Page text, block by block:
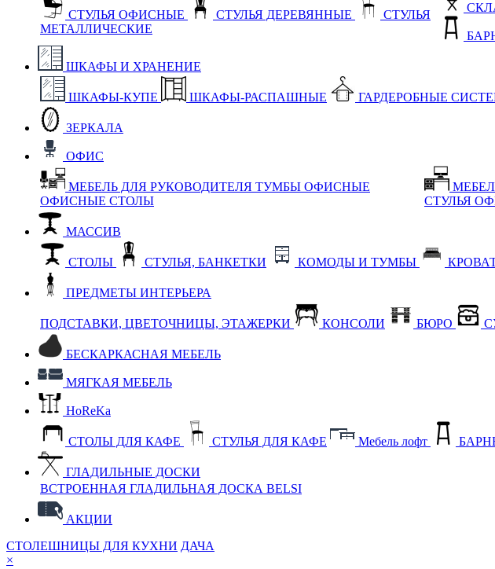
СТУЛЬЯ ОФИСНЫЕ СТУЛЬЯ ДЕРЕВЯННЫЕ
СТУЛЬЯ
МЕТАЛЛИЧЕСКИЕ
ШКАФЫ И ХРАНЕНИЕ
ШКАФЫ-КУПЕ ШКАФЫ-РАСПАШНЫЕ ГАРДЕРОБНЫЕ
ЗЕРКАЛА
ОФИС
МЕБЕЛЬ ДЛЯ РУКОВОДИТЕЛЯ ТУМБЫ ОФИСНЫЕ
ОФИСНЫЕ СТОЛЫ
СТУЛЬЯ
МАССИВ
СТОЛЫ СТУЛЬЯ, БАНКЕТКИ КОМОДЫ И ТУМБЫ
ПРЕДМЕТЫ ИНТЕРЬЕРА
ПОДСТАВКИ, ЦВЕТОЧНИЦЫ, ЭТАЖЕРКИ КОНСОЛИ БЮРО
БЕСКАРКАСНАЯ МЕБЕЛЬ
МЯГКАЯ МЕБЕЛЬ
HoReKa
СТОЛЫ ДЛЯ КАФЕ СТУЛЬЯ ДЛЯ КАФЕ Мебель лофт
ГЛАДИЛЬНЫЕ ДОСКИ
ВСТРОЕННАЯ ГЛАДИЛЬНАЯ ДОСКА BELSI
АКЦИИ
СТОЛЕШНИЦЫ ДЛЯ КУХНИ ДАЧА
×